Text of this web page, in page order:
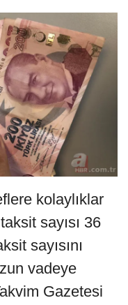
kolaylıklar
sayısı 36
sayısını
vadeye
Gazetesi